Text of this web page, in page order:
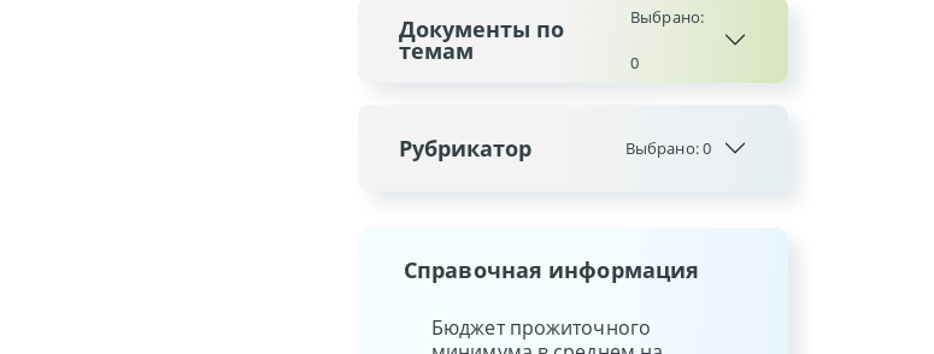
Документы по
темам
Выбрано:
0
Рубрикатор Выбрано:0
Справочная информация
Бюджет прожиточного